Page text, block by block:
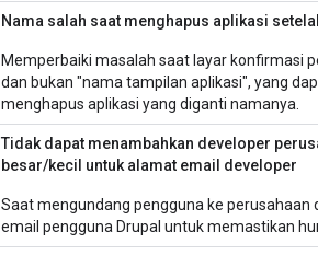
Nama salah saat menghapus aplikasi
Memperbaiki masalah saat layar konfirmasi
dan bukan "nama tampilan aplikasi", yang
menghapus aplikasi yang diganti namanya.
Tidak dapat menambahkan developer
besar/kecil untuk alamat email developer
Saat mengundang pengguna ke
email pengguna Drupal untuk memastikan